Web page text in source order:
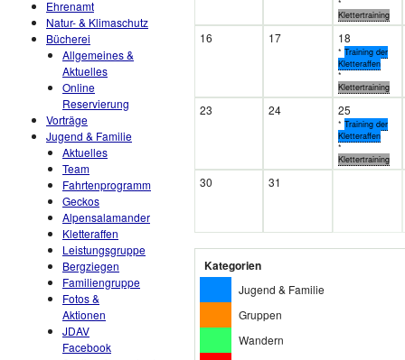
Ehrenamt
Natur- & Klimaschutz
Bücherei
Allgemeines &
Aktuelles
Online
Reservierung
Vorträge
Jugend & Familie
Aktuelles
Team
Fahrtenprogramm
Geckos
Alpensalamander
Kletteraffen
Leistungsgruppe
Bergziegen
Familiengruppe
Fotos &
Aktionen
JDAV
Facebook
*
Klettertraining
16 17 18
* Training der
Kletteraffen
*
Klettertraining
23 24 25
* Training der
Kletteraffen
*
Klettertraining
30 31
Kategorien
Jugend & Familie
Gruppen
Wandern